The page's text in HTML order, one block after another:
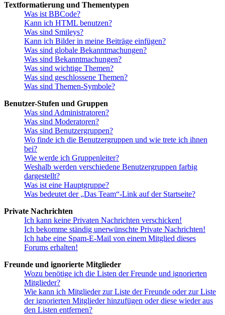
Textformatierung und Thementypen
Was ist BBCode?
Kann ich HTML benutzen?
Was sind Smileys?
Kann ich Bilder in meine Beiträge einfügen?
Was sind globale Bekanntmachungen?
Was sind Bekanntmachungen?
Was sind wichtige Themen?
Was sind geschlossene Themen?
Was sind Themen-Symbole?
Benutzer-Stufen und Gruppen
Was sind Administratoren?
Was sind Moderatoren?
Was sind Benutzergruppen?
Wo finde ich die Benutzergruppen und wie trete ich ihnen
bei?
Wie werde ich Gruppenleiter?
Weshalb werden verschiedene Benutzergruppen farbig
dargestellt?
Was ist eine Hauptgruppe?
Was bedeutet der „Das Team“-Link auf der Startseite?
Private Nachrichten
Ich kann keine Privaten Nachrichten verschicken!
Ich bekomme ständig unerwünschte Private Nachrichten!
Ich habe eine Spam-E-Mail von einem Mitglied dieses
Forums erhalten!
Freunde und ignorierte Mitglieder
Wozu benötige ich die Listen der Freunde und ignorierten
Mitglieder?
Wie kann ich Mitglieder zur Liste der Freunde oder zur Liste
der ignorierten Mitglieder hinzufügen oder diese wieder aus
den Listen entfernen?